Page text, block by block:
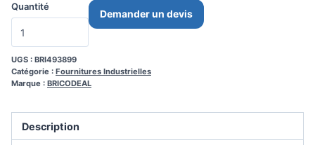
Quantité
Demander un devis
UGS : BRI493899
Catégorie : Fournitures Industrielles
Marque : BRICODEAL
Description